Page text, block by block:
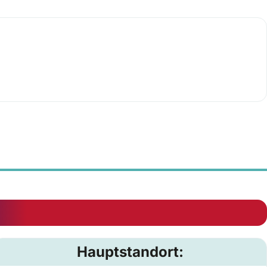
Hauptstandort: